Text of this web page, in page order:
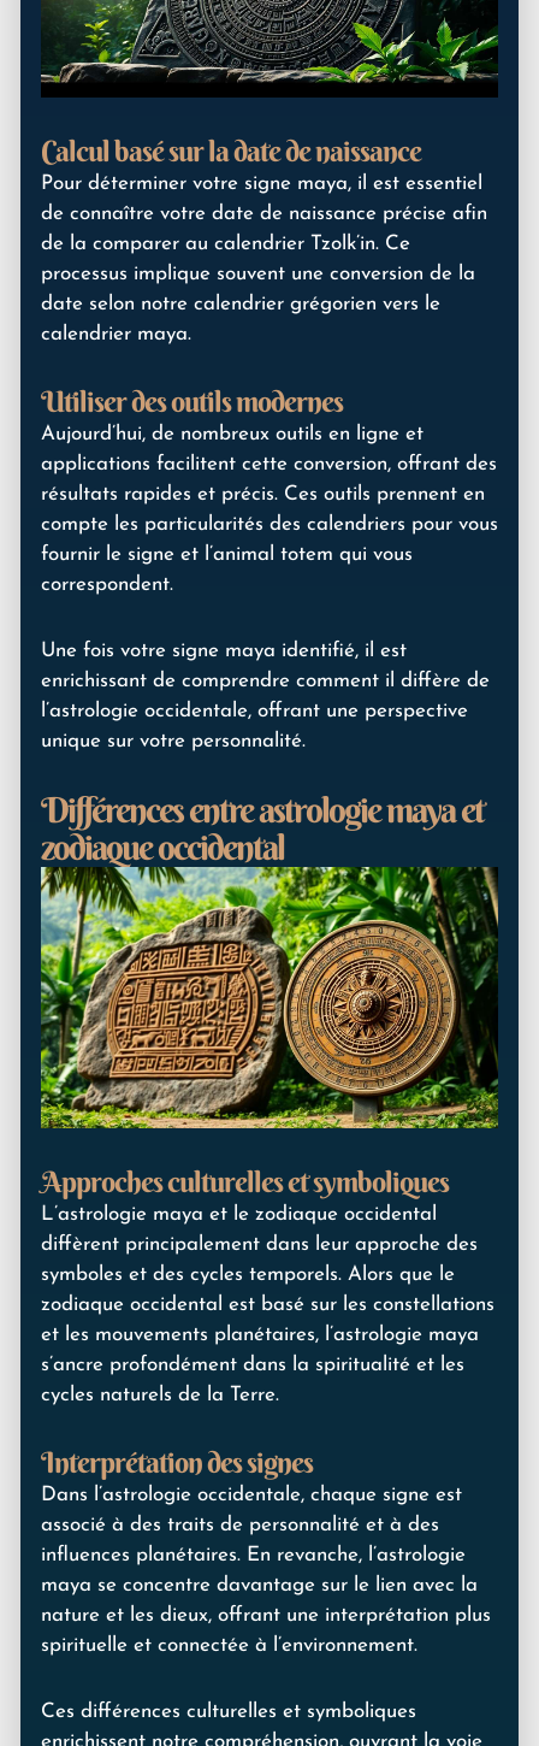
Calcul basé sur la date de naissance
Pour déterminer votre signe maya, il est essentiel
de connaître votre date de naissance précise afin
de la comparer au calendrier Tzolk’in. Ce
processus implique souvent une conversion de la
date selon notre calendrier grégorien vers le
calendrier maya.
Utiliser des outils modernes
Aujourd’hui, de nombreux outils en ligne et
applications facilitent cette conversion, offrant des
résultats rapides et précis. Ces outils prennent en
compte les particularités des calendriers pour vous
fournir le signe et l’animal totem qui vous
correspondent.
Une fois votre signe maya identifié, il est
enrichissant de comprendre comment il diffère de
l’astrologie occidentale, offrant une perspective
unique sur votre personnalité.
Différences entre astrologie maya et
zodiaque occidental
Approches culturelles et symboliques
L’astrologie maya et le zodiaque occidental
diffèrent principalement dans leur approche des
symboles et des cycles temporels. Alors que le
zodiaque occidental est basé sur les constellations
et les mouvements planétaires, l’astrologie maya
s’ancre profondément dans la spiritualité et les
cycles naturels de la Terre.
Interprétation des signes
Dans l’astrologie occidentale, chaque signe est
associé à des traits de personnalité et à des
influences planétaires. En revanche, l’astrologie
maya se concentre davantage sur le lien avec la
nature et les dieux, offrant une interprétation plus
spirituelle et connectée à l’environnement.
Ces différences culturelles et symboliques